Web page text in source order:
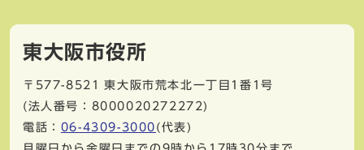
東大阪市役所
〒577-8521
東大阪市荒本北一丁目1番1号
(法人番号：8000020272272)
電話： 06-4309-3000 (代表)